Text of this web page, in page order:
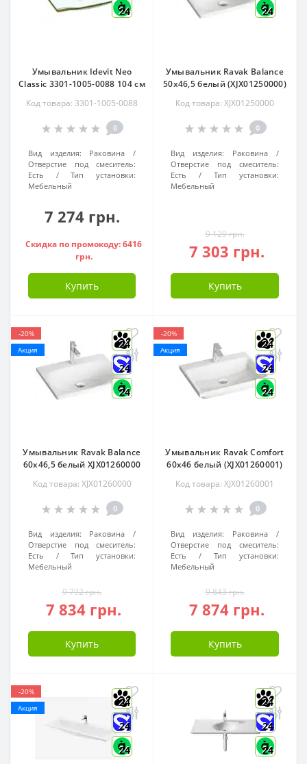
24
Умывальник Idevit Neo
Classic 3301-1005-0088 104 см
Код товара: 3301-1005-0088
0
Вид изделия:
Раковина
Отверстие под смеситель:
Есть
Тип установки:
Мебельный
7 274 грн.
Скидка по промокоду: 6416
грн.
Купить
24
Умывальник Ravak Balance
50x46,5 белый (XJX01250000)
Код товара: XJX01250000
0
Вид изделия:
Раковина
Отверстие под смеситель:
Есть
Тип установки:
Мебельный
9 129 грн.
7 303 грн.
Купить
-20%
Акция
24
24
24
Умывальник Ravak Balance
60x46,5 белый XJX01260000
Код товара: XJX01260000
0
Вид изделия:
Раковина
Отверстие под смеситель:
Есть
Тип установки:
Мебельный
9 792 грн.
7 834 грн.
Купить
-20%
Акция
24
24
24
Умывальник Ravak Comfort
60x46 белый (XJX01260001)
Код товара: XJX01260001
0
Вид изделия:
Раковина
Отверстие под смеситель:
Есть
Тип установки:
Мебельный
9 843 грн.
7 874 грн.
Купить
-20%
Акция
24
24
24
24
24
24